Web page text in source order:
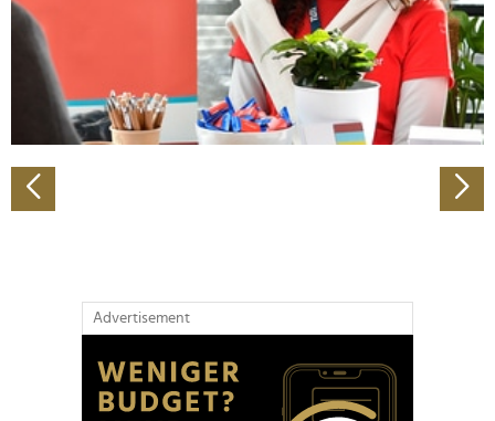
Wir verwenden Cookies, um Inhalte und Anzeigen zu
personalisieren, Funktionen für soziale Medien anbieten
zu können und die Zugriffe auf unsere Website zu
analysieren. Außerdem geben wir Informationen zu Ihrer
Verwendung unserer Website an unsere Partner für
Partner führen diese Informationen möglicherweise mit
weiteren Daten zusammen, die Sie ihnen bereitgestellt
Advertisement